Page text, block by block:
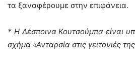
τα ξαναφέρουμε στην επιφάνεια.
* Η Δέσποινα Κουτσούμπα είναι
σχήμα «Ανταρσία στις γειτονιές